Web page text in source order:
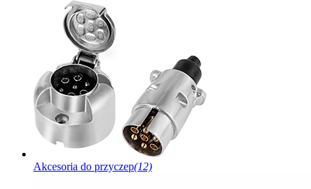
Akcesoria do przyczep(12)